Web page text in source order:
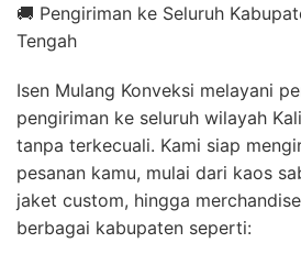
🚚 Pengiriman ke Seluruh
Tengah
Isen Mulang Konveksi melayani
pengiriman ke seluruh wilayah
tanpa terkecuali. Kami siap
pesanan kamu, mulai dari kaos
jaket custom, hingga
berbagai kabupaten seperti: